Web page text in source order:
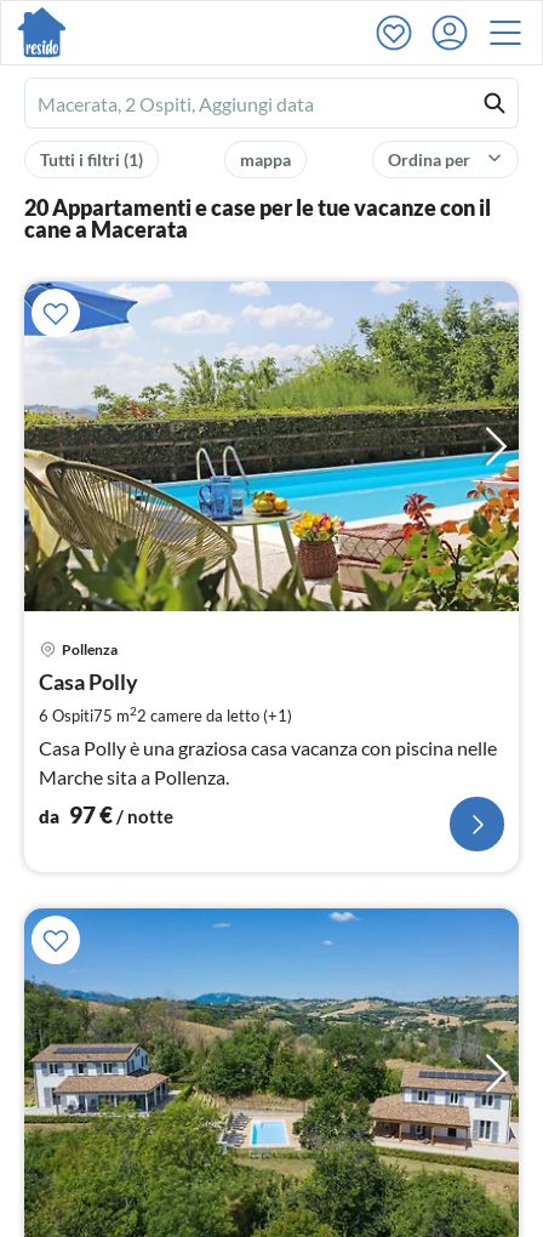
Ferienhausmiete
logo
Ordina per
mappa
Tutti i filtri (1)
20 Appartamenti e case per le tue vacanze con il
cane a Macerata
Pollenza
Casa Polly
6 Ospiti75 m22 camere da letto (+1)
Casa Polly è una graziosa casa vacanza con piscina nelle
Marche sita a Pollenza.
da 97€/ notte